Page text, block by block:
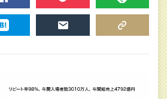
POCKET FEEDLY